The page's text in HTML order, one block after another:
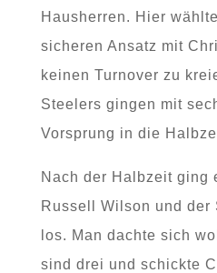
Hausherren. Hier
sicheren Ansatz mit
keinen Turnover zu
Steelers gingen mit
Vorsprung in die
Nach der Halbzeit ging
Russell Wilson und der
los. Man dachte sich
sind drei und schickte